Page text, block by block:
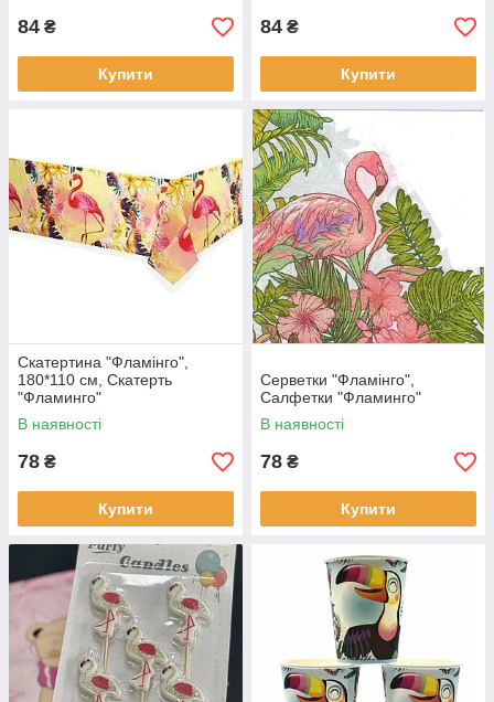
84 ₴
Купити
84 ₴
Купити
Скатертина "Фламінго",
180*110 см, Скатерть
"Фламинго"
В наявності
78 ₴
Купити
Серветки "Фламінго",
Салфетки "Фламинго"
В наявності
78 ₴
Купити